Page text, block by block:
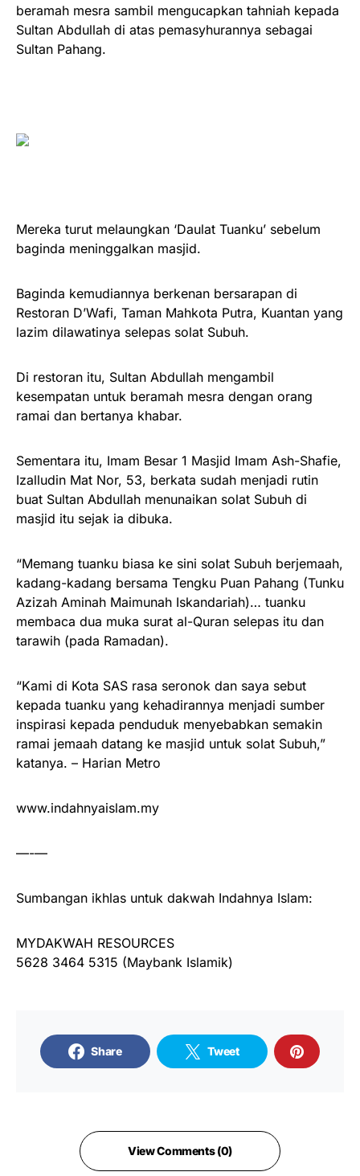
beramah mesra sambil mengucapkan tahniah kepada
Sultan Abdullah di atas pemasyhurannya sebagai
Sultan Pahang.
Mereka turut melaungkan ‘Daulat Tuanku’ sebelum
baginda meninggalkan masjid.
Baginda kemudiannya berkenan bersarapan di
Restoran D’Wafi, Taman Mahkota Putra, Kuantan yang
lazim dilawatinya selepas solat Subuh.
Di restoran itu, Sultan Abdullah mengambil
kesempatan untuk beramah mesra dengan orang
ramai dan bertanya khabar.
Sementara itu, Imam Besar 1 Masjid Imam Ash-Shafie,
Izalludin Mat Nor, 53, berkata sudah menjadi rutin
buat Sultan Abdullah menunaikan solat Subuh di
masjid itu sejak ia dibuka.
“Memang tuanku biasa ke sini solat Subuh berjemaah,
kadang-kadang bersama Tengku Puan Pahang (Tunku
Azizah Aminah Maimunah Iskandariah)… tuanku
membaca dua muka surat al-Quran selepas itu dan
tarawih (pada Ramadan).
“Kami di Kota SAS rasa seronok dan saya sebut
kepada tuanku yang kehadirannya menjadi sumber
inspirasi kepada penduduk menyebabkan semakin
ramai jemaah datang ke masjid untuk solat Subuh,”
katanya. – Harian Metro
www.indahnyaislam.my
—-—
Sumbangan ikhlas untuk dakwah Indahnya Islam:
MYDAKWAH RESOURCES
5628 3464 5315 (Maybank Islamik)
Share Tweet
View Comments (0)